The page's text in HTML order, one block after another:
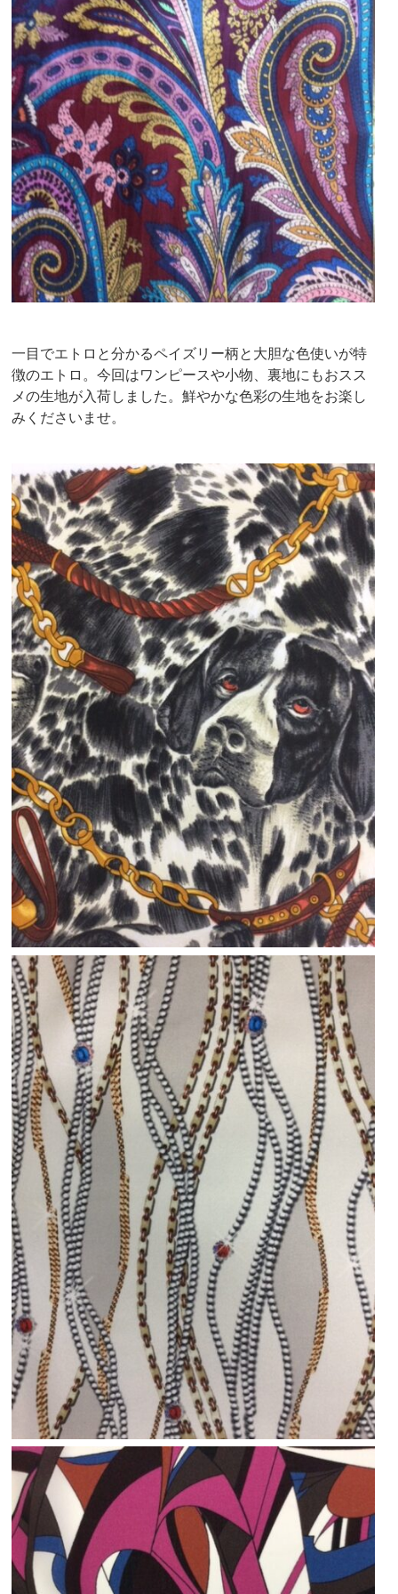
一目でエトロ と分かるペイズリー柄と大胆な色使いが特
徴のエトロ。今回はワンピースや小物、裏地にもおスス
メの生地が入荷しました。鮮やかな色彩の生地をお楽し
みくださいませ。